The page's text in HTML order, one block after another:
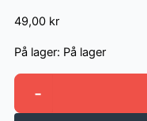
49,00 kr
På lager: På lager
Stingfree
Ocean
-